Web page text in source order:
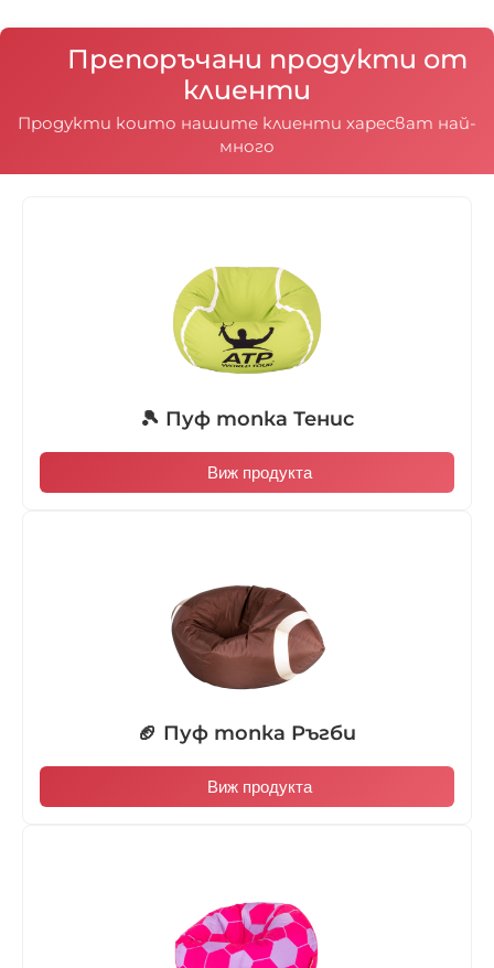
Препоръчани продукти от
клиенти
Продукти които нашите клиенти харесват най-
много
🎾 Пуф топка Тенис
Виж продукта
🏈 Пуф топка Ръгби
Виж продукта